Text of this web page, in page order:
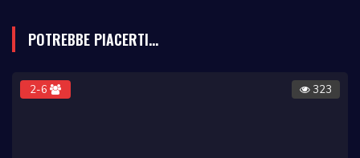
POTREBBE PIACERTI...
2-6 323